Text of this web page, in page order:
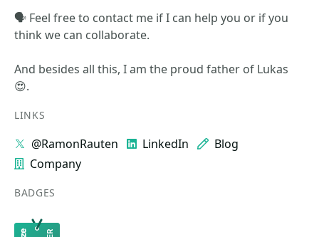
🗣️ Feel free to contact me if I can help you or if you
think we can collaborate.
And besides all this, I am the proud father of Lukas
😍.
LINKS
@RamonRauten LinkedIn
Blog
Company
BADGES